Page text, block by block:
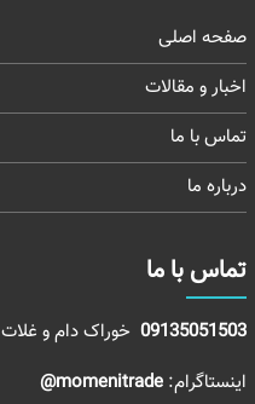
صفحه اصلی
اخبار و مقالات
تماس با ما
درباره ما
تماس با ما
09135051503خوراک دام و غلات
اینستاگرام: momenitrade@